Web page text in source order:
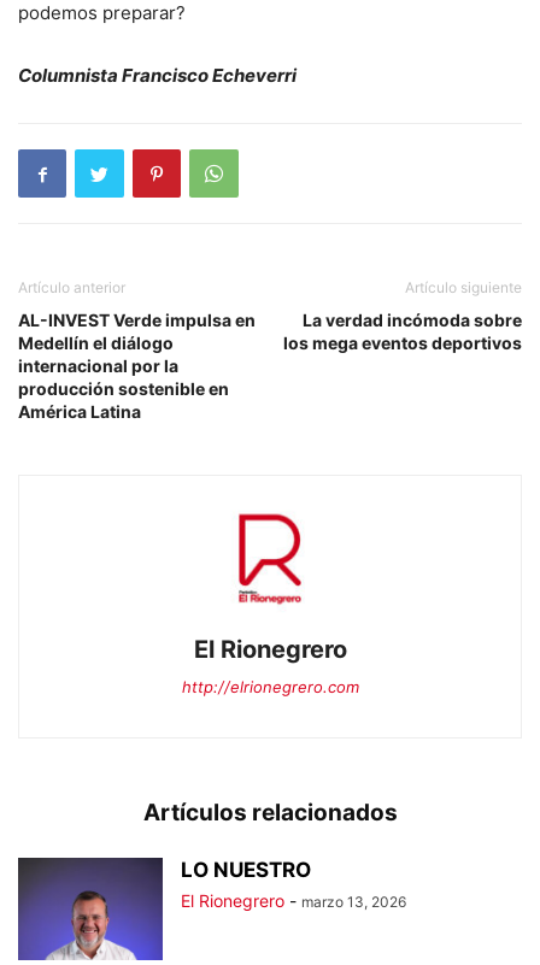
podemos preparar?
Columnista Francisco Echeverri
Artículo anterior
AL-INVEST Verde impulsa en
Medellín el diálogo
internacional por la
producción sostenible en
América Latina
Artículo siguiente
La verdad incómoda sobre
los mega eventos deportivos
El Rionegrero
http://elrionegrero.com
Artículos relacionados
LO NUESTRO
El Rionegrero - marzo 13, 2026